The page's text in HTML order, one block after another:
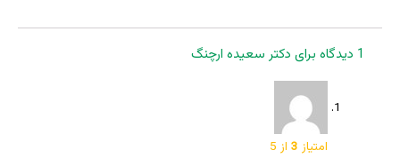
1 دیدگاه برای دکتر سعیده ارچنگ
امتیاز 3 از 5